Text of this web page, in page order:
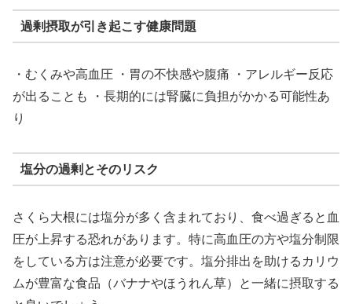
過剰摂取が引き起こす健康問題
・むくみや高血圧 ・胃の不快感や腹痛 ・アレルギー反応
が出ることも ・長期的には腎臓に負担がかかる可能性あ
り
塩分の過剰とそのリスク
さくら大根には塩分が多く含まれており、食べ過ぎると血
圧が上昇する恐れがあります。特に高血圧の方や塩分制限
をしている方は注意が必要です。塩分排出を助けるカリウ
ムが豊富な食品（バナナやほうれん草）と一緒に摂取する